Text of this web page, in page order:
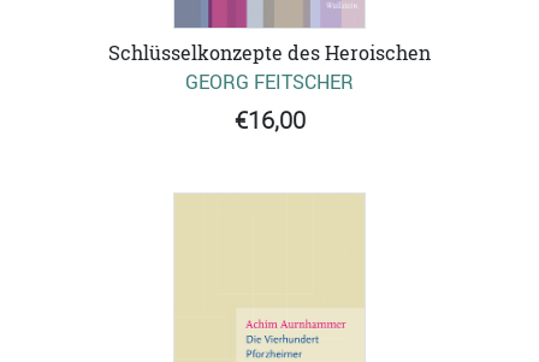
Schlüsselkonzepte des Heroischen
GEORG FEITSCHER
€16,00